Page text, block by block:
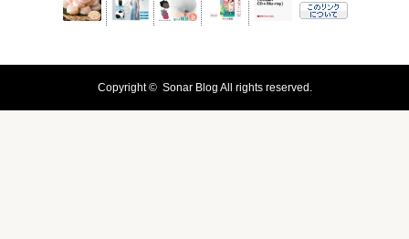
Copyright © Sonar Blog All rights reserved.